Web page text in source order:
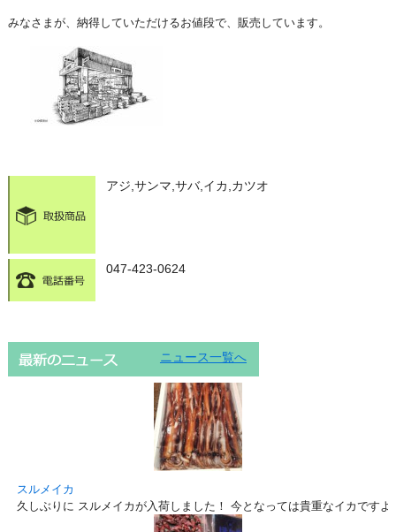
みなさまが、納得していただけるお値段で、販売しています。
アジ,サンマ,サバ,イカ,カツオ
047-423-0624
ニュース一覧へ
スルメイカ
久しぶりに スルメイカが入荷しました！ 今となっては貴重なイカですよ